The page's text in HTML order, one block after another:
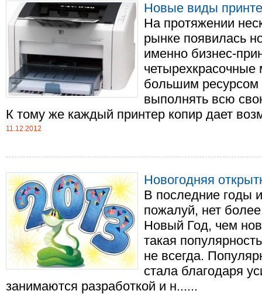
Новые виды
На протяжении
рынке появилась
именно бизнес-
большим ресурсом
выполнять всю
К тому же каждый принтер копир дает
11.12.2012
Новогодняя
В последние годы
пожалуй, нет
Новый Год, чем
такая
не всегда.
стала благодаря
занимаются разработкой и н......